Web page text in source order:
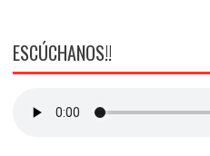
ESCÚCHANOS!!